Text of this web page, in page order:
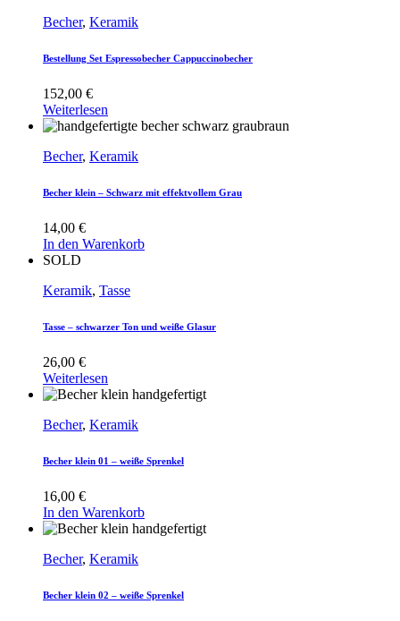
Becher, Keramik
Bestellung Set Espressobecher Cappuccinobecher
152,00 €
Weiterlesen
Becher, Keramik
Becher klein – Schwarz mit effektvollem Grau
14,00 €
In den Warenkorb
SOLD
Keramik, Tasse
Tasse – schwarzer Ton und weiße Glasur
26,00 €
Weiterlesen
Becher, Keramik
Becher klein 01 – weiße Sprenkel
16,00 €
In den Warenkorb
Becher, Keramik
Becher klein 02 – weiße Sprenkel